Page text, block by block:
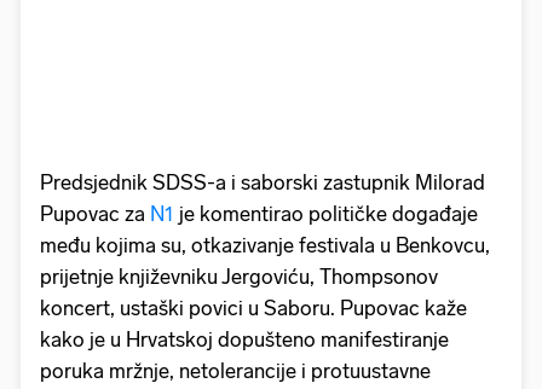
Predsjednik SDSS-a i saborski zastupnik Milorad
Pupovac za N1 je komentirao političke događaje
među kojima su, otkazivanje festivala u Benkovcu,
prijetnje književniku Jergoviću, Thompsonov
koncert, ustaški povici u Saboru. Pupovac kaže
kako je u Hrvatskoj dopušteno manifestiranje
poruka mržnje, netolerancije i protuustavne